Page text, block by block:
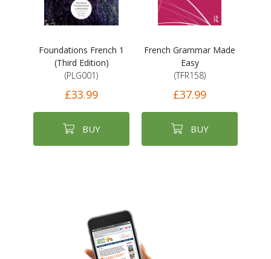
Foundations French 1
(Third Edition)
(PLG001)
£33.99
BUY
French Grammar Made
Easy
(TFR158)
£37.99
BUY